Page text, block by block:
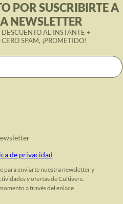
POR SUSCRIBIRTE A
NEWSLETTER
AL INSTANTE +
SPAM, ¡PROMETIDO!
de privacidad
para enviarte nuestra newsletter y
y ofertas de Cultivers.
a través del enlace